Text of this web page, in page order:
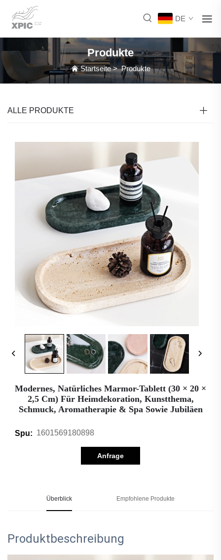
DE
Produkte
Startseite>Produkte
ALLE PRODUKTE
Modernes, Natürliches Marmor-Tablett (30 × 20 ×
2,5 Cm) Für Heimdekoration, Kunstthema,
Schmuck, Aromatherapie & Spa Sowie Jubiläen
Spu: 1601569180898
Anfrage
Überblick Empfohlene Produkte
Produktbeschreibung